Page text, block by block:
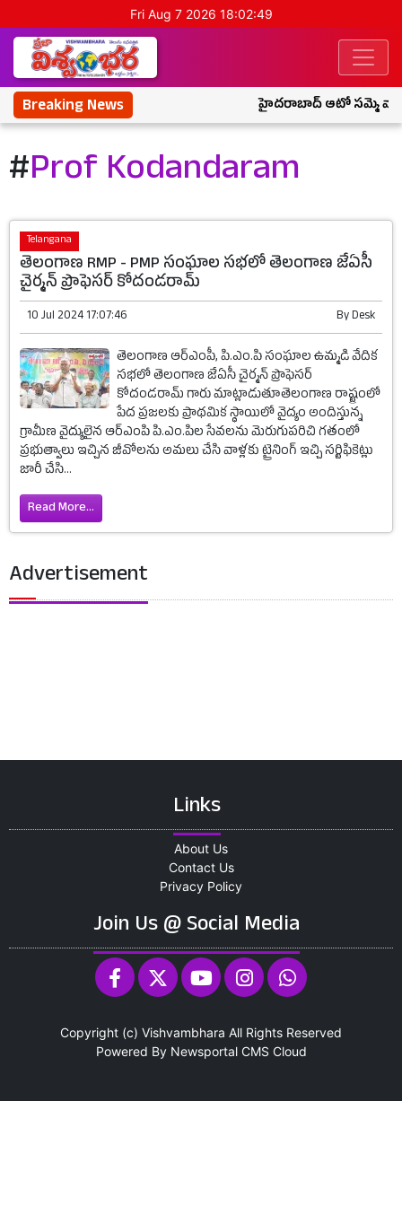
Fri Aug 7 2026 18:02:49
Breaking News హైదరాబాద్ ఆటో సమ్మె వాయిదా..
#Prof Kodandaram
Telangana
తెలంగాణ RMP - PMP సంఘాల సభలో తెలంగాణ జేఏసీ
చైర్మన్ ప్రొఫెసర్ కోదండరామ్
10 Jul 2024 17:07:46 ByDesk
తెలంగాణ ఆర్ఎంపీ, పి.ఎం.పి సంఘాల ఉమ్మడి వేదిక
సభలో తెలంగాణ జేఏసీ చైర్మన్ ప్రొఫెసర్
కోదండరామ్ గారు మాట్లాడుతూతెలంగాణ రాష్ట్రంలో
పేద ప్రజలకు ప్రాథమిక స్థాయిలో వైద్యం అందిస్తున్న
గ్రామీణ వైద్యులైన ఆర్ఎంపి పి.ఎం.పిల సేవలను మెరుగుపరిచి గతంలో
ప్రభుత్వాలు ఇచ్చిన జీవోలను అమలు చేసి వాళ్లకు ట్రైనింగ్ ఇచ్చి సర్టిఫికెట్లు
జారీ చేసి...
Read More...
Advertisement
Links
About Us
Contact Us
Privacy Policy
Join Us @ Social Media
Copyright (c) Vishvambhara All Rights Reserved
Powered By Newsportal CMS Cloud